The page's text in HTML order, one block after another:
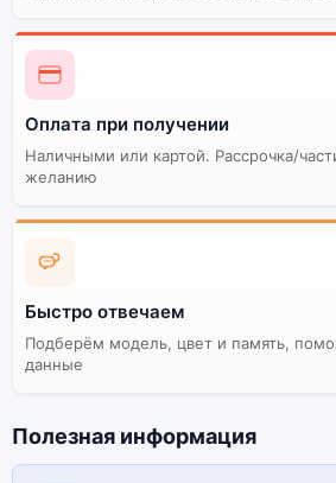
Оплата при получении
Наличными или картой. Рассрочка/
желанию
Быстро отвечаем
Подберём модель, цвет и память,
данные
Полезная информация